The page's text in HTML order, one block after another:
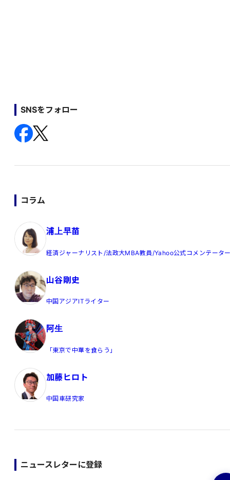
SNSをフォロー
コラム
浦上早苗
経済ジャーナリスト/法政大MBA教員/Yahoo公式コメンテータ
山谷剛史
中国アジアITライター
阿生
「東京で中華を食らう」
加藤ヒロト
中国車研究家
ニュースレターに登録